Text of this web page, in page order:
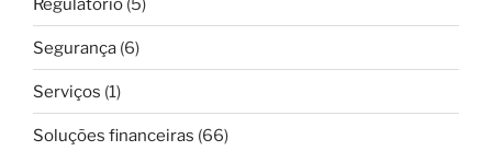
Regulatório (5)
Segurança (6)
Serviços (1)
Soluções financeiras (66)